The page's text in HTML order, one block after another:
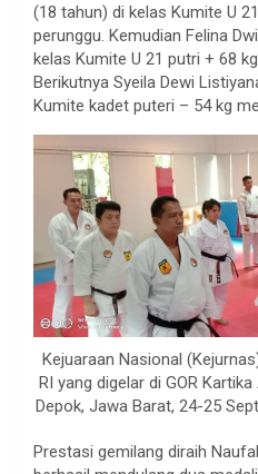
(18 tahun) di kelas Kumite U
perunggu. Kemudian Felina
kelas Kumite U 21 putri + 68
Berikutnya Syeila Dewi
Kumite kadet puteri – 54 kg
Kejuaraan Nasional
RI yang digelar di GOR
Depok, Jawa Barat, 24-25
Prestasi gemilang diraih